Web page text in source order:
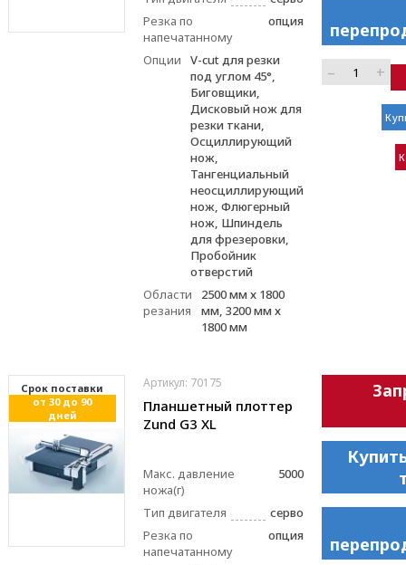
Резка по
напечатанному
опция
Опции
V-cut для резки
под углом 45°,
Биговщики,
Дисковый нож для
резки ткани,
Осциллирующий
нож,
Тангенциальный
неосциллирующий
нож, Флюгерный
нож, Шпиндель
для фрезеровки,
Пробойник
отверстий
Области
резания
2500 мм х 1800
мм, 3200 мм х
1800 мм
– +
Cрок поставки
от 30 до 90
дней
Артикул: 70175
Планшетный плоттер
Zund G3 XL
Макс. давление
ножа(г)
5000
Тип двигателя
серво
Резка по
напечатанному
опция